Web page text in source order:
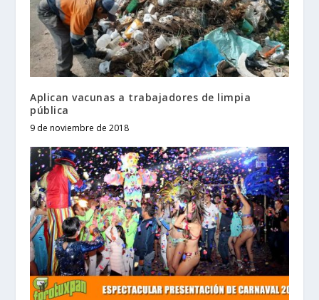
Aplican vacunas a trabajadores de limpia
pública
9 de noviembre de 2018